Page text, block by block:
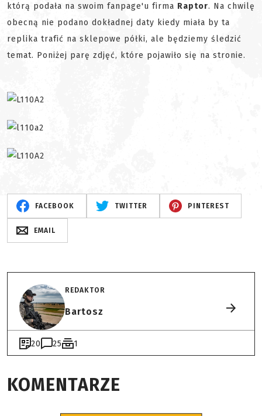
którą podała na swoim fanpage'u firma Raptor. Na chwilę
obecną nie podano dokładnej daty kiedy miała by ta
replika trafić na sklepowe półki, ale będziemy śledzić
temat. Poniżej parę zdjęć, które pojawiło się na stronie.
FACEBOOK TWITTER PINTEREST
EMAIL
REDAKTOR
Bartosz
20 25 1
KOMENTARZE